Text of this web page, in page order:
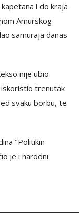
i do kraja
Amurskog
samuraja danas
nije ubio
trenutak
svaku borbu, te
"Politikin
je i narodni